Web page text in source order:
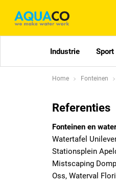
Industrie Sport
Home Fonteinen
Referenties
Fonteinen en
Watertafel
Stationsplein
Mistscaping
Oss, Waterval